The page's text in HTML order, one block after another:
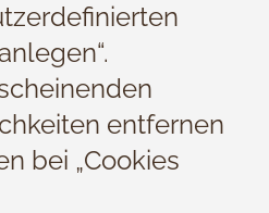
entfernen
bei „Cookies